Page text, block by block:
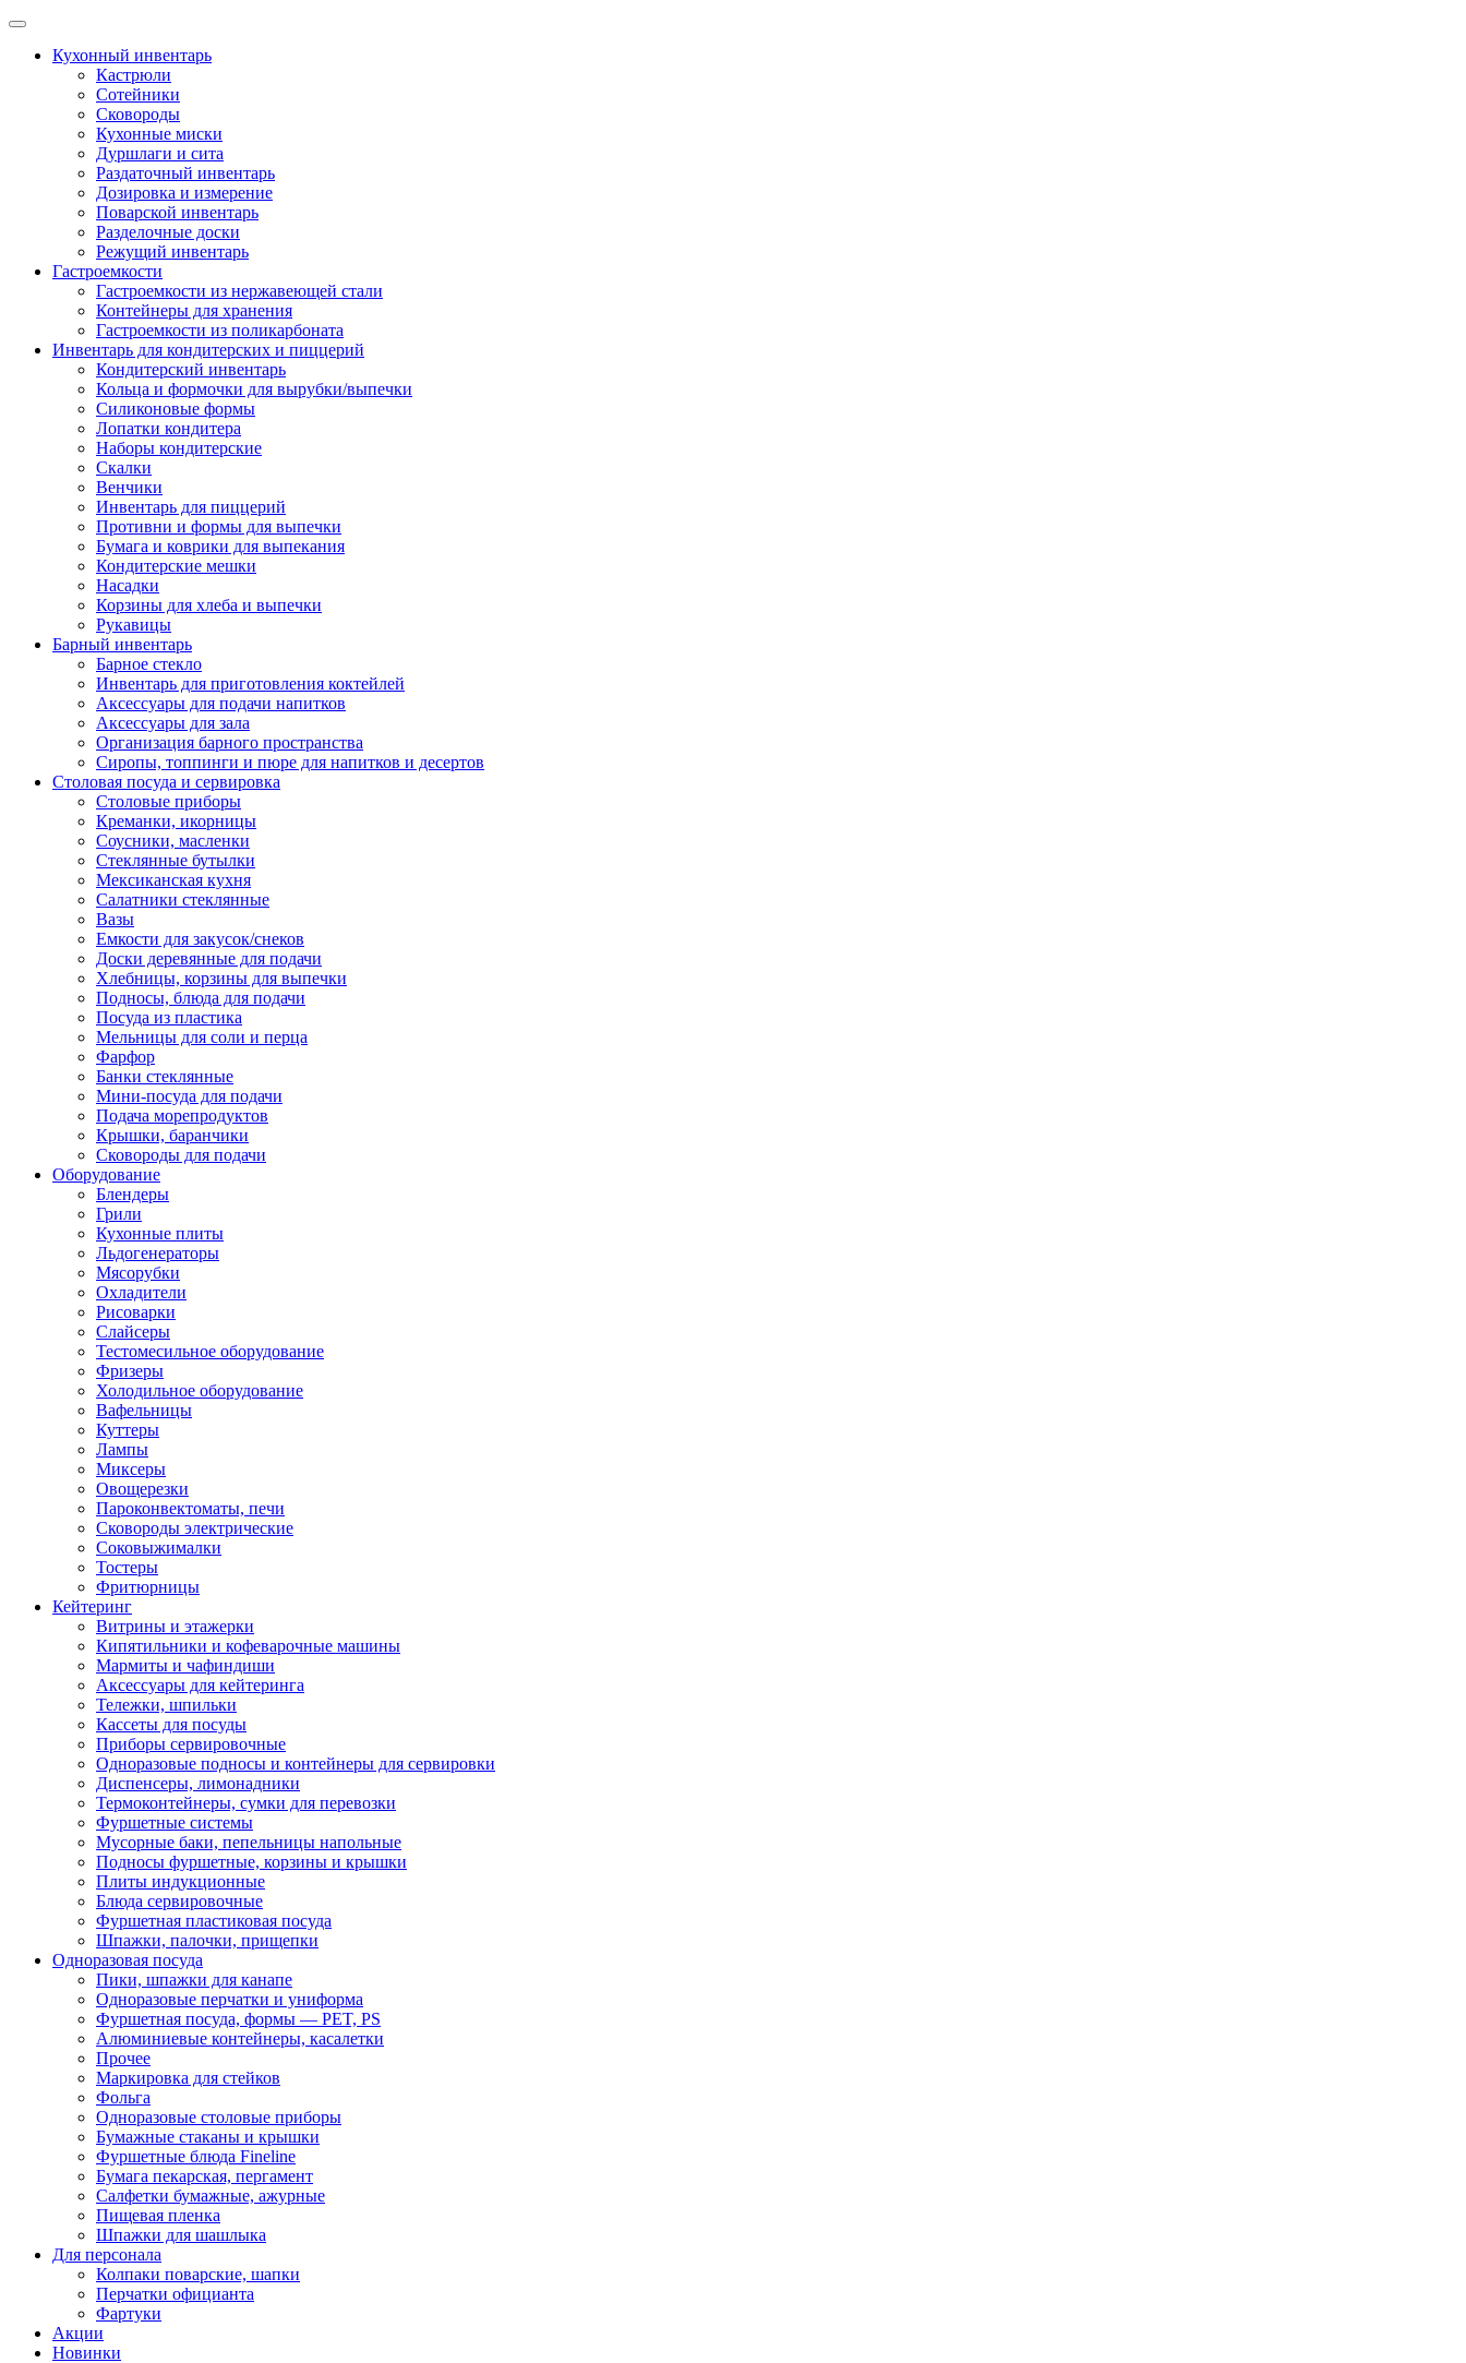
Skip
contentКухонный инвентарь
Кастрюли
Сотейники
Сковороды
Кухонные миски
Дуршлаги и сита
Раздаточный инвентарь
Дозировка и измерение
Поварской инвентарь
Разделочные доски
Режущий инвентарь
Гастроемкости
Гастроемкости из нержавеющей стали
Контейнеры для хранения
Гастроемкости из поликарбоната
Инвентарь для кондитерских и пиццерий
Кондитерский инвентарь
Кольца и формочки для вырубки/выпечки
Силиконовые формы
Лопатки кондитера
Наборы кондитерские
Скалки
Венчики
Инвентарь для пиццерий
Противни и формы для выпечки
Бумага и коврики для выпекания
Кондитерские мешки
Насадки
Корзины для хлеба и выпечки
Рукавицы
Барный инвентарь
Барное стекло
Инвентарь для приготовления коктейлей
Аксессуары для подачи напитков
Аксессуары для зала
Организация барного пространства
Сиропы, топпинги и пюре для напитков и десертов
Столовая посуда и сервировка
Столовые приборы
Креманки, икорницы
Соусники, масленки
Стеклянные бутылки
Мексиканская кухня
Салатники стеклянные
Вазы
Емкости для закусок/снеков
Доски деревянные для подачи
Хлебницы, корзины для выпечки
Подносы, блюда для подачи
Посуда из пластика
Мельницы для соли и перца
Фарфор
Банки стеклянные
Мини-посуда для подачи
Подача морепродуктов
Крышки, баранчики
Сковороды для подачи
Оборудование
Блендеры
Грили
Кухонные плиты
Льдогенераторы
Мясорубки
Охладители
Рисоварки
Слайсеры
Тестомесильное оборудование
Фризеры
Холодильное оборудование
Вафельницы
Куттеры
Лампы
Миксеры
Овощерезки
Пароконвектоматы, печи
Сковороды электрические
Соковыжималки
Тостеры
Фритюрницы
Кейтеринг
Витрины и этажерки
Кипятильники и кофеварочные машины
Мармиты и чафиндиши
Аксессуары для кейтеринга
Тележки, шпильки
Кассеты для посуды
Приборы сервировочные
Одноразовые подносы и контейнеры для сервировки
Диспенсеры, лимонадники
Термоконтейнеры, сумки для перевозки
Фуршетные системы
Мусорные баки, пепельницы напольные
Подносы фуршетные, корзины и крышки
Плиты индукционные
Блюда сервировочные
Фуршетная пластиковая посуда
Шпажки, палочки, прищепки
Одноразовая посуда
Пики, шпажки для канапе
Одноразовые перчатки и униформа
Фуршетная посуда, формы — PET, PS
Алюминиевые контейнеры, касалетки
Прочее
Маркировка для стейков
Фольга
Одноразовые столовые приборы
Бумажные стаканы и крышки
Фуршетные блюда Fineline
Бумага пекарская, пергамент
Салфетки бумажные, ажурные
Пищевая пленка
Шпажки для шашлыка
Для персонала
Колпаки поварские, шапки
Перчатки официанта
Фартуки
Акции
Новинки